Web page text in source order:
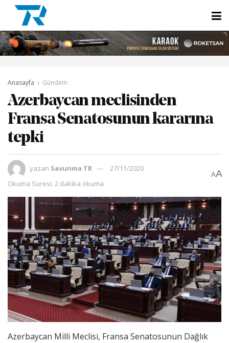
Anasayfa Gündem
Azerbaycan meclisinden
Fransa Senatosunun kararına
tepki
yazan Savunma TR
27/11/2020
Okuma Süresi: 2 dakika okuma
AA
Azerbaycan Milli Meclisi, Fransa Senatosunun Dağlık